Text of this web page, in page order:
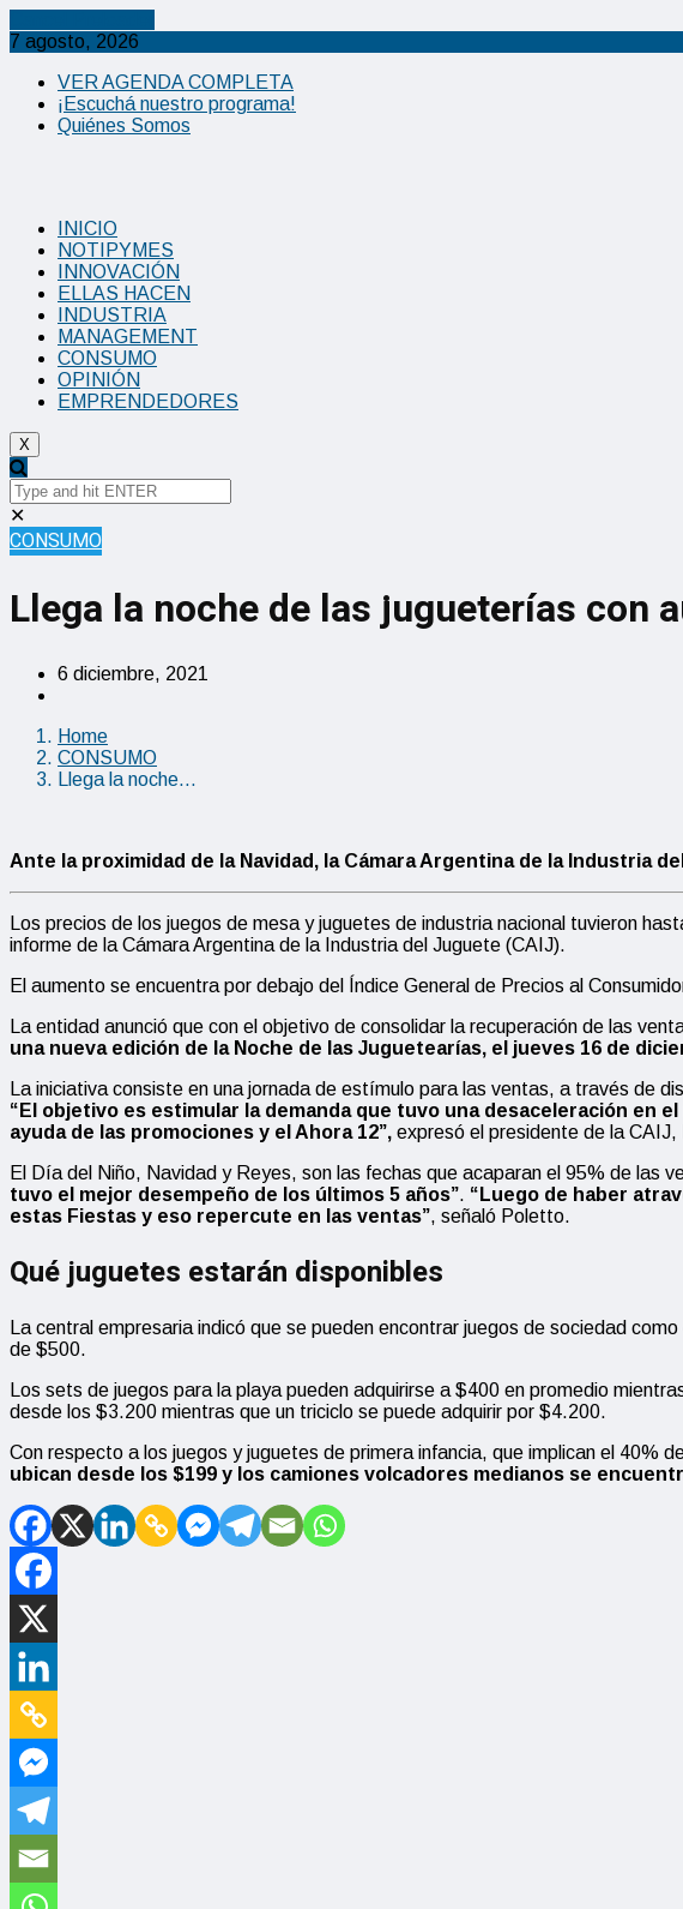
7 agosto, 2026
VER AGENDA COMPLETA
¡Escuchá nuestro programa!
Quiénes Somos
INICIO
NOTIPYMES
INNOVACIÓN
ELLAS HACEN
INDUSTRIA
MANAGEMENT
CONSUMO
OPINIÓN
EMPRENDEDORES
X
✕
CONSUMO
Llega la noche de las jugueterías con
6 diciembre, 2021
Home
CONSUMO
Llega la noche…
Ante la proximidad de la Navidad, la Cámara Argentina de la Industria
Los precios de los juegos de mesa y juguetes de industria nacional tuvieron
informe de la Cámara Argentina de la Industria del Juguete (CAIJ).
El aumento se encuentra por debajo del Índice General de Precios al
La entidad anunció que con el objetivo de consolidar la recuperación de las
una nueva edición de la Noche de las Juguetearías, el jueves 16 de
La iniciativa consiste en una jornada de estímulo para las ventas, a través de
“El objetivo es estimular la demanda que tuvo una desaceleración en
ayuda de las promociones y el Ahora 12”, expresó el presidente de la
El Día del Niño, Navidad y Reyes, son las fechas que acaparan el 95% de las
tuvo el mejor desempeño de los últimos 5 años”. “Luego de haber
estas Fiestas y eso repercute en las ventas”, señaló Poletto.
Qué juguetes estarán disponibles
La central empresaria indicó que se pueden encontrar juegos de sociedad
de $500.
Los sets de juegos para la playa pueden adquirirse a $400 en promedio
desde los $3.200 mientras que un triciclo se puede adquirir por $4.200.
Con respecto a los juegos y juguetes de primera infancia, que implican el 40%
ubican desde los $199 y los camiones volcadores medianos se